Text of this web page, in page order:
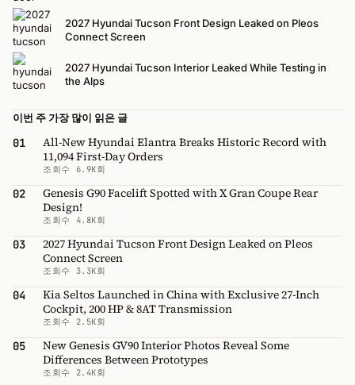
2027 Hyundai Tucson Front Design Leaked on Pleos
Connect Screen
2027 Hyundai Tucson Interior Leaked While Testing in
the Alps
이번 주 가장 많이 읽은 글
01
All-New Hyundai Elantra Breaks Historic Record with
11,094 First-Day Orders
조회수 6.9K회
02
Genesis G90 Facelift Spotted with X Gran Coupe Rear
Design!
조회수 4.8K회
03
2027 Hyundai Tucson Front Design Leaked on Pleos
Connect Screen
조회수 3.3K회
04
Kia Seltos Launched in China with Exclusive 27-Inch
Cockpit, 200 HP & 8AT Transmission
조회수 2.5K회
05
New Genesis GV90 Interior Photos Reveal Some
Differences Between Prototypes
조회수 2.4K회